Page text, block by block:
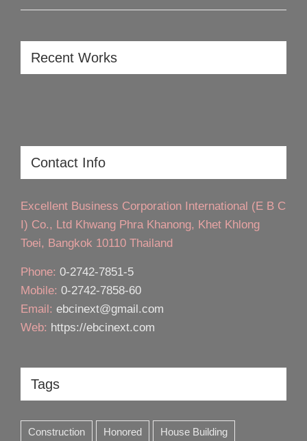
Recent Works
Contact Info
Excellent Business Corporation International (E B C
I) Co., Ltd Khwang Phra Khanong, Khet Khlong
Toei, Bangkok 10110 Thailand
Phone: 0-2742-7851-5
Mobile: 0-2742-7858-60
Email: ebcinext@gmail.com
Web: https://ebcinext.com
Tags
Construction Honored House Building